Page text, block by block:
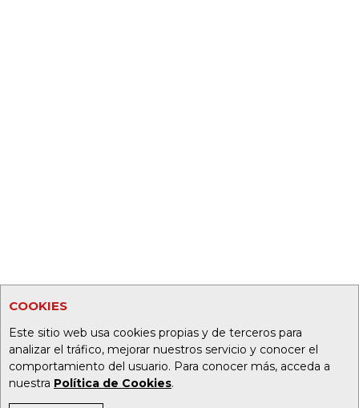
COOKIES
Este sitio web usa cookies propias y de terceros para
analizar el tráfico, mejorar nuestros servicio y conocer el
comportamiento del usuario. Para conocer más, acceda a
nuestra Política de Cookies.